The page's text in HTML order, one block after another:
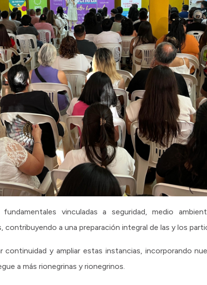
vinculadas a seguridad, medio
a una preparación integral de las y los
continuidad y ampliar estas instancias, incorporando
a más rionegrinas y rionegrinos.